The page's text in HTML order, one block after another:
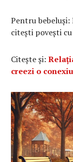
Pentru bebeluși:
citești povești
Citește și:
creezi o